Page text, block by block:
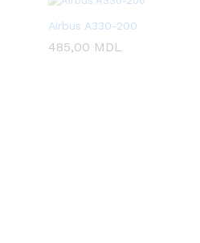
Airbus A330-200
485,00 MDL
485,00 MDL